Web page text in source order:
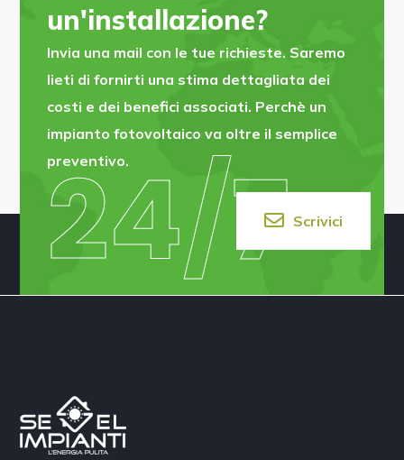
un'installazione?
Invia una mail con le tue richieste. Saremo
lieti di fornirti una stima dettagliata dei
costi e dei benefici associati. Perchè un
impianto fotovoltaico va oltre il semplice
preventivo.
24/7 Scrivici